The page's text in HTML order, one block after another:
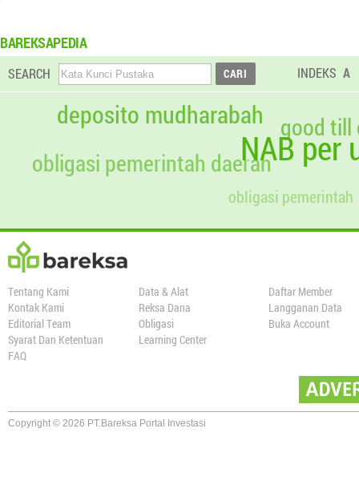
BAREKSAPEDIA
SEARCH INDEKS A
NAB per
deposito mudharabah
obligasi pemerintah
obligasi pemerintah daerah
good till
Tentang Kami
Kontak Kami
Editorial Team
Syarat Dan Ketentuan
FAQ
Data & Alat
Reksa Dana
Obligasi
Learning Center
Daftar Member
Langganan Data
Buka Account
Copyright © 2026 PT.Bareksa Portal Investasi